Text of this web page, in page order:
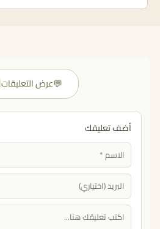
💬عرض التعليقات
أضف تعليقك